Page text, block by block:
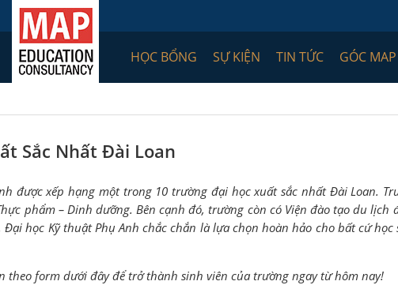
HỌC BỔNG SỰ KIỆN TIN TỨC GÓC MAP
Sắc Nhất Đài Loan
được xếp hạng một trong 10 trường đại học xuất sắc nhất Đài Loan.
phẩm – Dinh dưỡng. Bên cạnh đó, trường còn có Viện đào tạo du lịch
học Kỹ thuật Phụ Anh chắc chắn là lựa chọn hoàn hảo cho bất cứ
theo form dưới đây để trở thành sinh viên của trường ngay từ hôm nay!